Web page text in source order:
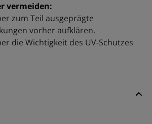
vermeiden:
zum Teil ausgeprägte
vorher aufklären.
die Wichtigkeit des UV-Schutzes